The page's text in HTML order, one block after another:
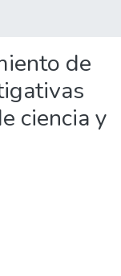
de
ciencia y